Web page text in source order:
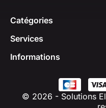
Catégories
Services
Informations
© 2026 - Solutions